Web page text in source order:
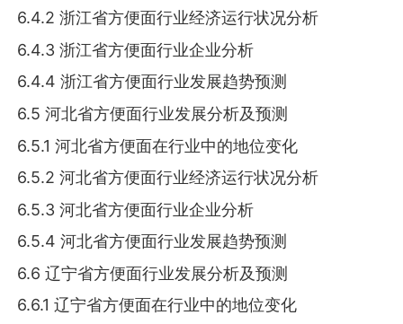
6.4.2 浙江省方便面行业经济运行状况分析
6.4.3 浙江省方便面行业企业分析
6.4.4 浙江省方便面行业发展趋势预测
6.5 河北省方便面行业发展分析及预测
6.5.1 河北省方便面在行业中的地位变化
6.5.2 河北省方便面行业经济运行状况分析
6.5.3 河北省方便面行业企业分析
6.5.4 河北省方便面行业发展趋势预测
6.6 辽宁省方便面行业发展分析及预测
6.6.1 辽宁省方便面在行业中的地位变化